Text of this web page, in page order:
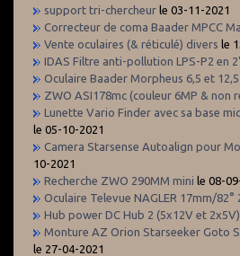
support tri-chercheur le 03-11-2021
Correcteur de coma Baader MPCC
Vente oculaires (& réticulé) divers le
IDAS Filtre anti-pollution LPS-P2 en
Oculaire Baader Morpheus 6,5 et
ZWO ASI178mc (couleur 6MP & non
Lunette Vario Finder avec sa base
le 05-10-2021
Camera Starsense Autoalign pour
10-2021
Recherche ZWO 290MM mini le 08-
Oculaire Televue NAGLER 17mm/82°
Hub power DC Hub 2 (5x12V et 2x5V)
Monture AZ Orion Starseeker Goto
le 27-04-2021